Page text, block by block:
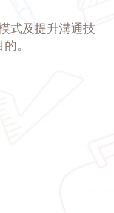
式及提升溝通技
。